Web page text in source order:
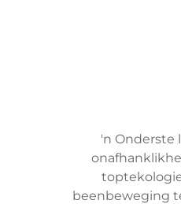
'n Onderste
beenbeweging